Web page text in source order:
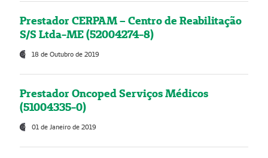
Prestador CERPAM – Centro de Reabilitação
S/S Ltda-ME (52004274-8)
18 de Outubro de 2019
Prestador Oncoped Serviços Médicos
(51004335-0)
01 de Janeiro de 2019